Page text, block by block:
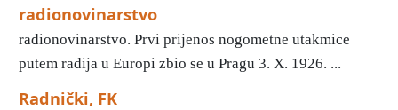
radionovinarstvo
radionovinarstvo. Prvi prijenos nogometne utakmice
putem radija u Europi zbio se u Pragu 3. X. 1926. ...
Radnički, FK